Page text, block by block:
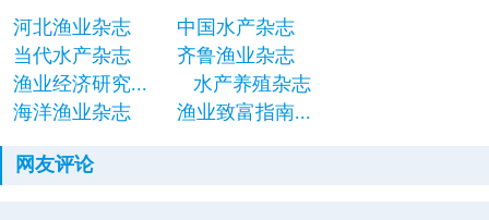
河北渔业杂志
中国水产杂志
当代水产杂志
齐鲁渔业杂志
渔业经济研究...
水产养殖杂志
海洋渔业杂志
渔业致富指南...
网友评论